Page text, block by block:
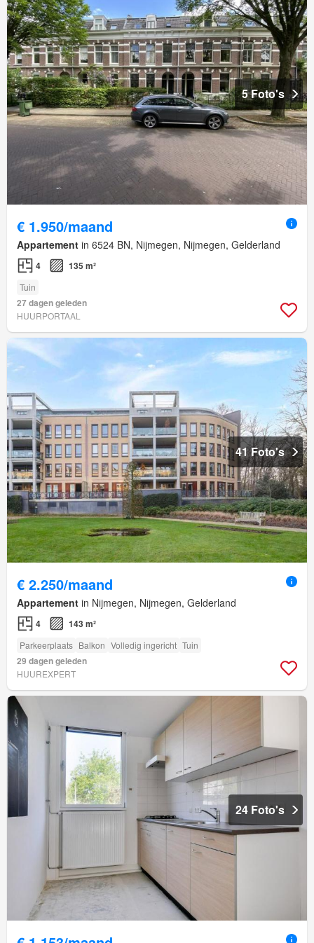
5 Foto's
€ 1.950/maand
Appartement in 6524 BN, Nijmegen, Nijmegen, Gelderland
4 135 m²
Tuin
27 dagen geleden
HUURPORTAAL
41 Foto's
€ 2.250/maand
Appartement in Nijmegen, Nijmegen, Gelderland
4 143 m²
Parkeerplaats Balkon Volledig ingericht Tuin
29 dagen geleden
HUUREXPERT
24 Foto's